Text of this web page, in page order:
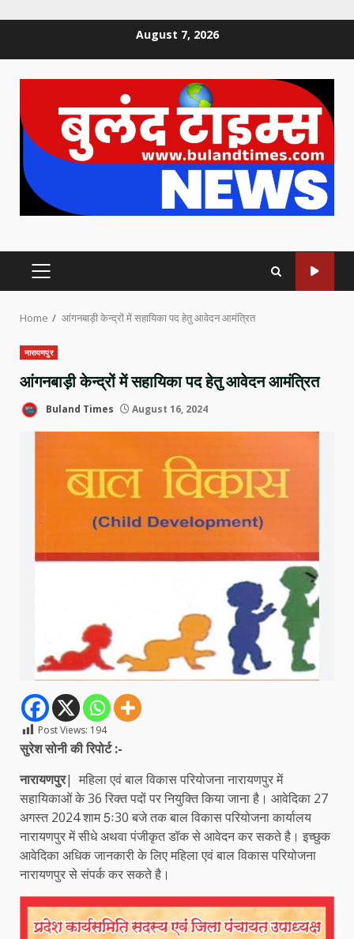
August 7, 2026
PRIMARY
Home आंगनबाड़ी केन्द्रों में सहायिका पद हेतु आवेदन आमंत्रित
नारायणपुर
आंगनबाड़ी केन्द्रों में सहायिका पद हेतु आवेदन आमंत्रित
Buland Times August 16, 2024
Post Views: 194
सुरेश सोनी की रिपोर्ट :-
नारायणपुर| महिला एवं बाल विकास परियोजना नारायणपुर में
सहायिकाओं के 36 रिक्त पदों पर नियुक्ति किया जाना है। आवेदिका 27
अगस्त 2024 शाम 5ः30 बजे तक बाल विकास परियोजना कार्यालय
नारायणपुर में सीधे अथवा पंजीकृत डॉक से आवेदन कर सकते है। इच्छुक
आवेदिका अधिक जानकारी के लिए महिला एवं बाल विकास परियोजना
नारायणपुर से संपर्क कर सकते है।